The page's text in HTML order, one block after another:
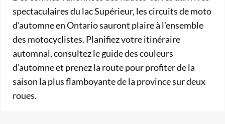
spectaculaires du lac Supérieur, les circuits de moto
d’automne en Ontario sauront plaire à l’ensemble
des motocyclistes. Planifiez votre itinéraire
automnal, consultez le guide des couleurs
d’automne et prenez la route pour profiter de la
saison la plus flamboyante de la province sur deux
roues.